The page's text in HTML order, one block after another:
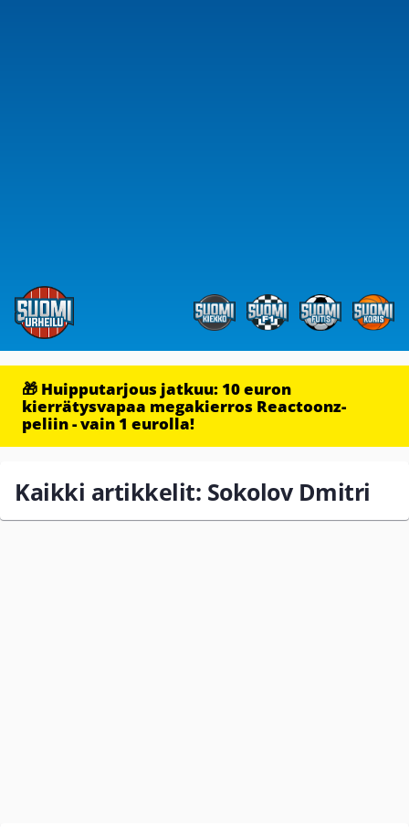
🎁 Huipputarjous jatkuu: 10 euron
kierrätysvapaa megakierros Reactoonz-
peliin - vain 1 eurolla!
Kaikki artikkelit: Sokolov Dmitri